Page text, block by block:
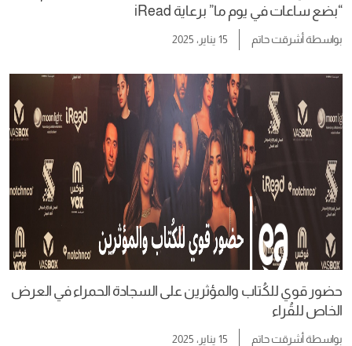
“بضع ساعات في يوم ما” برعاية iRead
بواسطةأشرقت حاتم 15 يناير، 2025
حضور قوي للكُتاب والمؤثرين على السجادة الحمراء في العرض
الخاص للقُراء
بواسطةأشرقت حاتم 15 يناير، 2025